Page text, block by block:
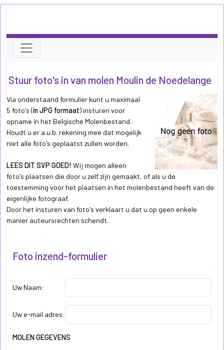
Stuur foto's in van molen Moulin de Noedelange
Via onderstaand formulier kunt u maximaal
5 foto's (in JPG formaat) insturen voor
opname in het Belgische Molenbestand.
Houdt u er a.u.b. rekening mee dat mogelijk
niet alle foto's geplaatst zullen worden.
LEES DIT SVP GOED! Wij mogen alleen
foto's plaatsen die door u zelf zijn gemaakt, of als u de
toestemming voor het plaatsen in het molenbestand heeft van de
eigenlijke fotograaf.
Door het insturen van foto's verklaart u dat u op geen enkele
manier auteursrechten schendt.
Foto inzend-formulier
Uw Naam:
Uw e-mail adres:
MOLEN GEGEVENS